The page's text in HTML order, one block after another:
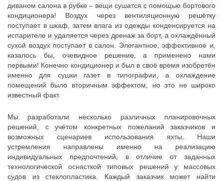
диваном салона в рубке – вещи сушатся с помощью бортового
кондиционера! Воздух через вентиляционную решётку
поступает в шкаф, затем влага из одежды конденсируется на
испарителе и удаляется через дренаж за борт, а охлаждённый
сухой воздух поступает в салон. Элегантное, эффективное и,
казалось бы, очевидное решение, а применено нами
первыми! Конечно кондиционер и был в своё время изобретён
именно для сушки газет в типографии, а охлаждение
помещений было вторичным эффектом, но это не широко
известный факт.
Мы разработали несколько различных планировочных
решений, с учётом конкретных пожеланий заказчиков и
возможных сценариев использования яхты. Наши
устремления направлены именно на реализацию
индивидуальных предпочтений, в отличие от заданных
технологической оснасткой типовых решений у массовых
судов из стеклопластика. Каждый заказчик может найти